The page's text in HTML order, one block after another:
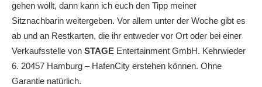
gehen wollt, dann kann ich euch den Tipp meiner
Sitznachbarin weitergeben. Vor allem unter der Woche gibt es
ab und an Restkarten, die ihr entweder vor Ort oder bei einer
Verkaufsstelle von STAGE Entertainment GmbH. Kehrwieder
6. 20457 Hamburg – HafenCity erstehen können. Ohne
Garantie natürlich.